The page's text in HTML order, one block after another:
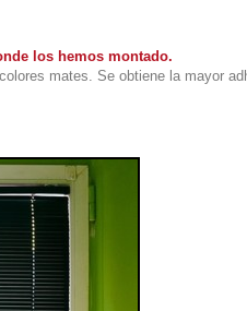
los hemos montado.
mates. Se obtiene la mayor